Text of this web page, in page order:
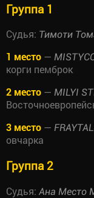
Группа 1
Судья: Тимоти
1 место —
корги пемброк
2 место — MILYI
3 место —
овчарка
Группа 2
Судья: Ана Место